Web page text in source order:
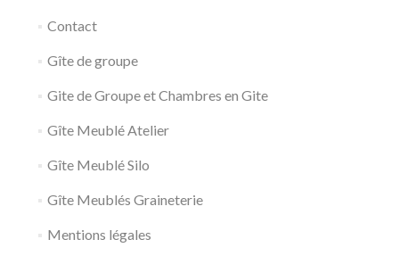
Contact
Gîte de groupe
Gite de Groupe et Chambres en Gite
Gîte Meublé Atelier
Gîte Meublé Silo
Gîte Meublés Graineterie
Mentions légales